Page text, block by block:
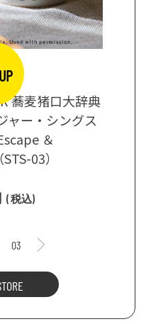
蕎麦猪口大辞典
ー・シングス
＆
03）
(税込)
03